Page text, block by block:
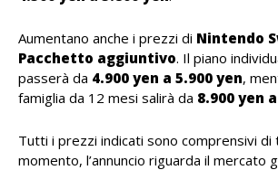
Aumentano anche i prezzi di Nintendo
Pacchetto aggiuntivo. Il piano
passerà da 4.900 yen a 5.900 yen,
famiglia da 12 mesi salirà da 8.900 yen
Tutti i prezzi indicati sono comprensivi di
momento, l’annuncio riguarda il mercato